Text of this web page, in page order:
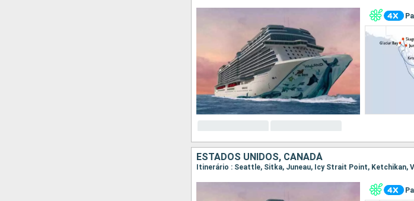
ESTADOS UNIDOS, CANADÁ
Itinerário : Seattle, Sitka, Juneau, Icy Strait Point, Ketchikan,